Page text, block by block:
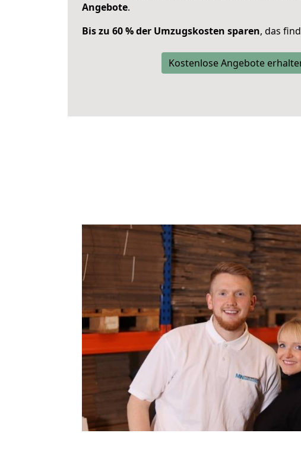
Angebote.
Bis zu 60 % der Umzugskosten sparen, das
Kostenlose Angebote